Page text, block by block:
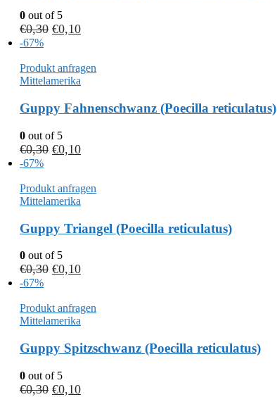
0 out of 5
€0,30 €0,10
-67%
Produkt anfragen
Mittelamerika
Guppy Fahnenschwanz (Poecilla reticulatus)
0 out of 5
€0,30 €0,10
-67%
Produkt anfragen
Mittelamerika
Guppy Triangel (Poecilla reticulatus)
0 out of 5
€0,30 €0,10
-67%
Produkt anfragen
Mittelamerika
Guppy Spitzschwanz (Poecilla reticulatus)
0 out of 5
€0,30 €0,10